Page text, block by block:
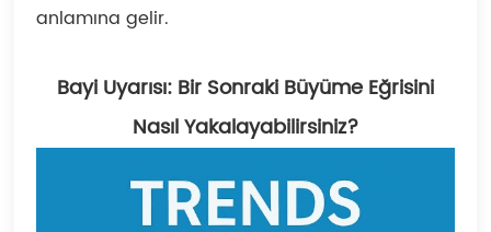
anlamına gelir.
Bayi Uyarısı: Bir Sonraki Büyüme Eğrisini
Nasıl Yakalayabilirsiniz?